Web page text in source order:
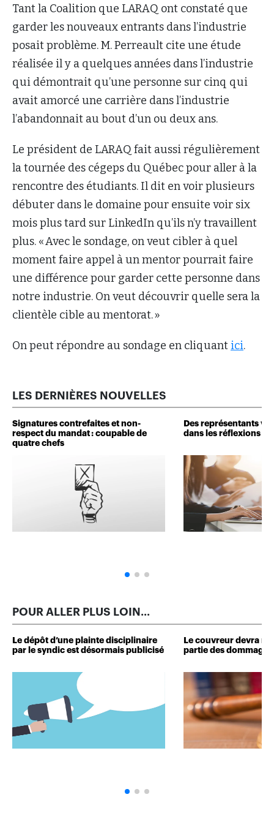
Tant la Coalition que LARAQ ont constaté que
garder les nouveaux entrants dans l’industrie
posait problème. M. Perreault cite une étude
réalisée il y a quelques années dans l’industrie
qui démontrait qu’une personne sur cinq qui
avait amorcé une carrière dans l’industrie
l’abandonnait au bout d’un ou deux ans.
Le président de LARAQ fait aussi régulièrement
la tournée des cégeps du Québec pour aller à la
rencontre des étudiants. Il dit en voir plusieurs
débuter dans le domaine pour ensuite voir six
mois plus tard sur LinkedIn qu’ils n’y travaillent
plus. « Avec le sondage, on veut cibler à quel
moment faire appel à un mentor pourrait faire
une différence pour garder cette personne dans
notre industrie. On veut découvrir quelle sera la
clientèle cible au mentorat. »
On peut répondre au sondage en cliquant ici.
LES DERNIÈRES NOUVELLES
Signatures contrefaites et non-
respect du mandat : coupable de
quatre chefs
Des représentants
dans les réflexions de
POUR ALLER PLUS LOIN...
Le dépôt d’une plainte disciplinaire
par le syndic est désormais publicisé
Le couvreur devra
partie des dommages